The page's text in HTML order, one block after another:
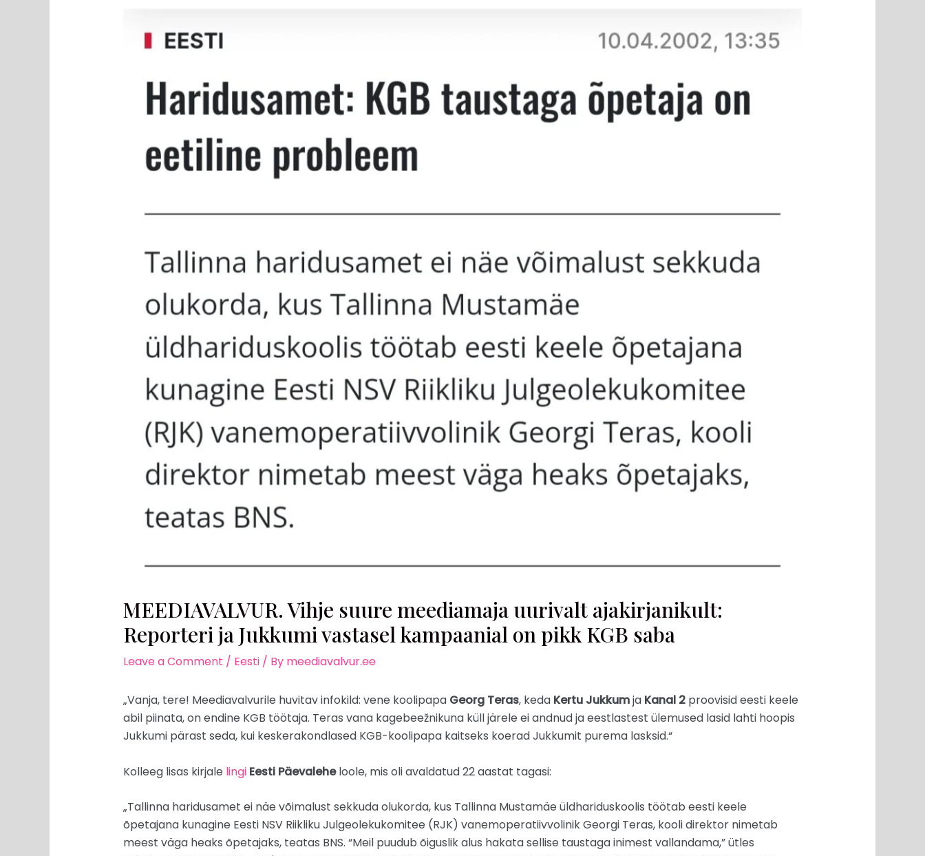
MEEDIAVALVUR. Vihje suure meediamaja uurivalt ajakirjanikult:
Reporteri ja Jukkumi vastasel kampaanial on pikk KGB saba
Leave a Comment / Eesti/ By meediavalvur.ee
„Vanja, tere! Meediavalvurile huvitav infokild: vene koolipapa Georg Teras, keda Kertu Jukkumja Kanal 2proovisid eesti keele
abil piinata, on endine KGB töötaja. Teras vana kagebeežnikuna küll järele ei andnud ja eestlastest ülemused lasid lahti hoopis
Jukkumi pärast seda, kui keskerakondlased KGB-koolipapa kaitseks koerad Jukkumit purema lasksid.“
Kolleeg lisas kirjale lingi Eesti Päevaleheloole, mis oli avaldatud 22 aastat tagasi:
„Tallinna haridusamet ei näe võimalust sekkuda olukorda, kus Tallinna Mustamäe üldhariduskoolis töötab eesti keele
õpetajana kunagine Eesti NSV Riikliku Julgeolekukomitee (RJK) vanemoperatiivvolinik Georgi Teras, kooli direktor nimetab
meest väga heaks õpetajaks, teatas BNS. “Meil puudub õiguslik alus hakata sellise taustaga inimest vallandama,” ütles